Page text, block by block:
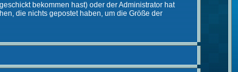
bekommen hast) oder der Administrator hat
die nichts gepostet haben, um die Größe der